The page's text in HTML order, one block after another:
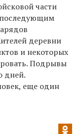
части
деревни
и некоторых
Подрывы
дней.
еще один